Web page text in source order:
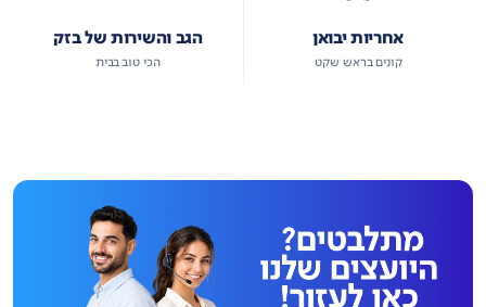
אחריות יבואן
קונים בראש שקט
הגב והשירות של בזק
הכי טוב בבית